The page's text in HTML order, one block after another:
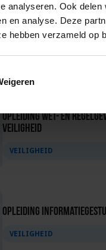
analyseren. Ook
en analyse. Deze
hebben verzameld op
Opleiding
Opleiding Wet- en
Veiligheid
VEILIGHEID
Opleiding
VEILIGHEID